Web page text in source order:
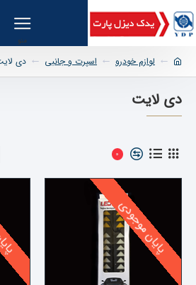
لوازم خودرو اسپرت و جانبی دی
دی لایت
0
پایان موجودی